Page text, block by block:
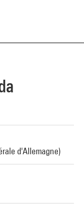
d'Allemagne)